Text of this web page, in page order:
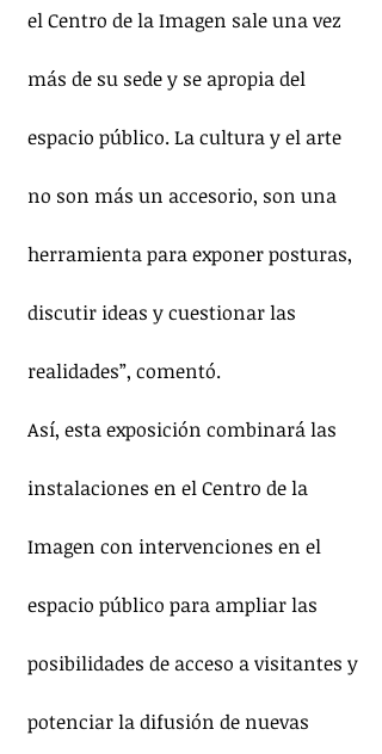
el Centro de la Imagen sale una vez
más de su sede y se apropia del
espacio público. La cultura y el arte
no son más un accesorio, son una
herramienta para exponer posturas,
discutir ideas y cuestionar las
realidades”, comentó.
Así, esta exposición combinará las
instalaciones en el Centro de la
Imagen con intervenciones en el
espacio público para ampliar las
posibilidades de acceso a visitantes y
potenciar la difusión de nuevas